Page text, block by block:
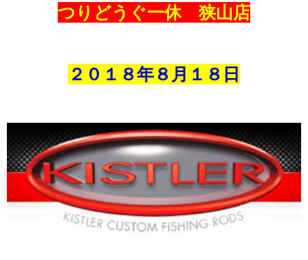
つりどうぐ一休 狭山店
２０１８年８ 月１８ 日